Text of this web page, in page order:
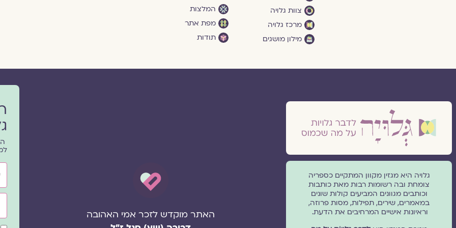
צוות גלויה
מרכז גלויה
מילון מושגים
המלצות
מפת אתר
תודות
גלויה היא מגזין מקוון המתקיים כספריה
צומחת ובה רשומות רבות מאת כותבות
וכותבים מגוונים המביעים קולות שונים
במאמרים, שירים, תפילות, מסות פרוזה,
וראיונות אישיים המרחיבים את הדעת.
האתר מוקדש לזכר אמי האהובה